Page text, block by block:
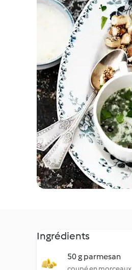
Ingrédients
50 g parmesan